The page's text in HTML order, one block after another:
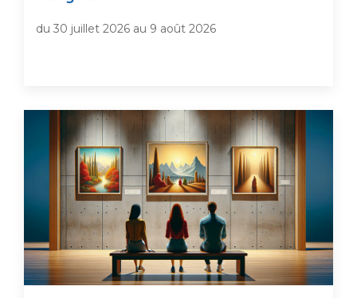
du 30 juillet 2026 au 9 août 2026